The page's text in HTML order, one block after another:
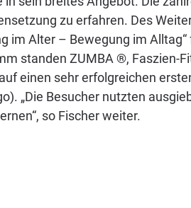
zu erfahren. Des
im Alter – Bewegung im Alltag“
standen ZUMBA ®, Faszien-
einen sehr erfolgreichen
„Die Besucher nutzten
so Fischer weiter.